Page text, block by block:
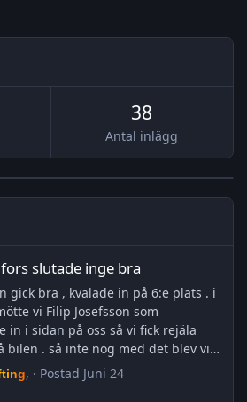
Antal inlägg
38
bra
slutade inge bra
gick bra , kvalade in på 6:e plats . i
vi Filip Josefsson som
in i sidan på oss så vi fick rejäla
bilen . så inte nog med det blev vi
topp 8 för att vi ville ta bort imma
innan battle topp 8 . så vi blev
, · Postad Juni 24